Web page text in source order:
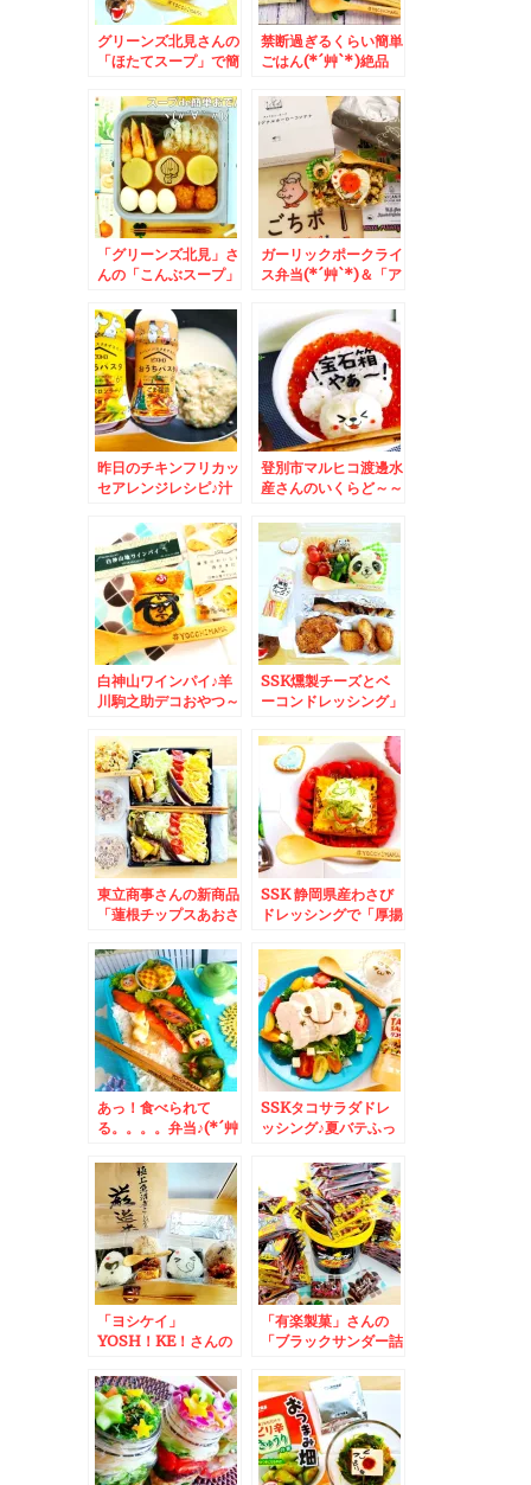
グリーンズ北見さんの
「ほたてスープ」で簡
シピ♪
禁断過ぎるくらい簡単
ごはん(*´艸`*)絶品
ンズ北見さんの「じゃ
がバタースープ」と
「こんぶスープ」(*
´艸`*)
「グリーンズ北見」さ
んの「こんぶスープ」
まねぎスープ」で簡単
おでん♪
ガーリックポークライ
ス弁当(*´艸`*)＆「ア
「ごちポ」くんグッズ
がめちゃめちゃおしゃ
れで使いやすい～＾＾
昨日のチキンフリカッ
セアレンジレシピ♪汁
タ♪勝手に福岡コラボ
レシピ♪
登別市マルヒコ渡邊水
産さんのいくらど～～
～弁当
白神山ワインパイ♪羊
川駒之助デコおやつ～
(*´艸`*)
SSK燻製チーズとベ
ーコンドレッシング」
東立商事さんの新商品
「蓮根チップスあおさ
お料理に使える件♪
SSK 静岡県産わさび
ドレッシングで「厚揚
みつきになる静岡産わ
さび～(*´艸`*)
あっ！食べられて
る。。。。弁当♪(*´艸
「食事処 三平」さん
の「八宝菜」テイクア
ウトもできます＾＾3
月から５０円値上げさ
れました～＾＾
SSKタコサラダドレ
ッシング♪夏バテふっ
ータコサラダレシピ
「ヨシケイ」
YOSH！KE！さんの
り厳選米」のおにぎり
♪極上は冷えたお米が
うまい！！
「有楽製菓」さんの
「ブラックサンダー詰
バサダー♪おばちゃん
力全開で詰め込む(笑)